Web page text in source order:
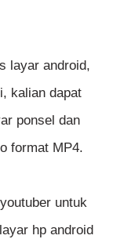
layar android,
kalian dapat
ponsel dan
format MP4.
untuk
hp android